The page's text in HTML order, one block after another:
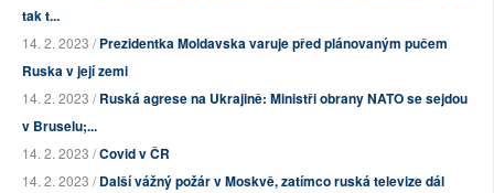
tak t...
14. 2. 2023 /Prezidentka Moldavska varuje před plánovaným pučem
Ruska v její zemi
14. 2. 2023 /Ruská agrese na Ukrajině: Ministři obrany NATO se sejdou
v Bruselu;...
14. 2. 2023 /Covid v ČR
14. 2. 2023 /Další vážný požár v Moskvě, zatímco ruská televize dál